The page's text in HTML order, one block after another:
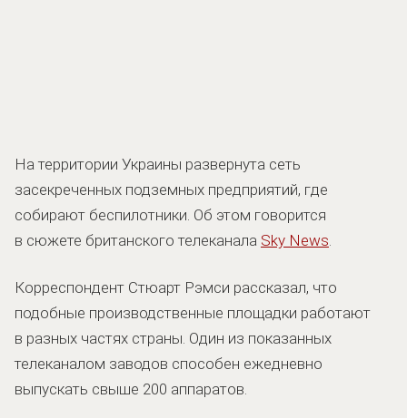
На территории Украины развернута сеть
засекреченных подземных предприятий, где
собирают беспилотники. Об этом говорится
в сюжете британского телеканала Sky News
Корреспондент Стюарт Рэмси рассказал, что
подобные производственные площадки работают
в разных частях страны. Один из показанных
телеканалом заводов способен ежедневно
выпускать свыше 200 аппаратов.